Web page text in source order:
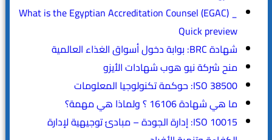
What is the Egyptian Accreditation Counsel (EGAC) _
Quick preview
شهادة BRC: بوابة دخول أسواق الغذاء العالمية
منح شركة نيو هوب شهادات الأيزو
ISO 38500: حوكمة تكنولوجيا المعلومات
ما هي شهادة 16106 ؟ ولماذا هي مهمة؟
ISO 10015: إدارة الجودة – مبادئ توجيهية لإدارة